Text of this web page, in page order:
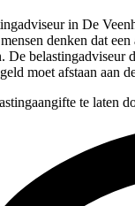
in De
denken dat
De
moet afstaan aan
te laten